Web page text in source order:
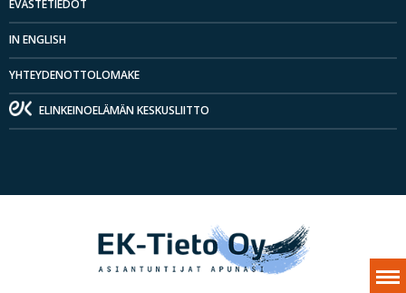
EVÄSTETIEDOT
IN ENGLISH
YHTEYDENOTTOLOMAKE
ELINKEINOELÄMÄN KESKUSLIITTO